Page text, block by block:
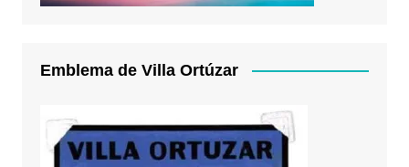
Emblema de Villa Ortúzar